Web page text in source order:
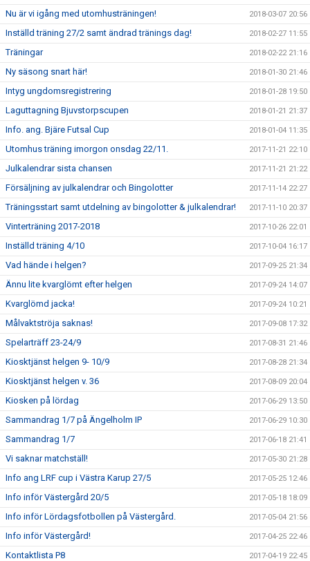
Nu är vi igång med utomhusträningen! 2018-03-07 20:56
Inställd träning 27/2 samt ändrad tränings dag! 2018-02-27 11:55
Träningar 2018-02-22 21:16
Ny säsong snart här! 2018-01-30 21:46
Intyg ungdomsregistrering 2018-01-28 19:50
Laguttagning Bjuvstorpscupen 2018-01-21 21:37
Info. ang. Bjäre Futsal Cup 2018-01-04 11:35
Utomhus träning imorgon onsdag 22/11. 2017-11-21 22:10
Julkalendrar sista chansen 2017-11-21 21:22
Försäljning av julkalendrar och Bingolotter 2017-11-14 22:27
Träningsstart samt utdelning av bingolotter & julkalendrar! 2017-11-10 20:37
Vinterträning 2017-2018 2017-10-26 22:01
Inställd träning 4/10 2017-10-04 16:17
Vad hände i helgen? 2017-09-25 21:34
Ännu lite kvarglömt efter helgen 2017-09-24 14:07
Kvarglömd jacka! 2017-09-24 10:21
Målvaktströja saknas! 2017-09-08 17:32
Spelarträff 23-24/9 2017-08-31 21:46
Kiosktjänst helgen 9- 10/9 2017-08-28 21:34
Kiosktjänst helgen v. 36 2017-08-09 20:04
Kiosken på lördag 2017-06-29 13:50
Sammandrag 1/7 på Ängelholm IP 2017-06-29 10:30
Sammandrag 1/7 2017-06-18 21:41
Vi saknar matchställ! 2017-05-30 21:28
Info ang LRF cup i Västra Karup 27/5 2017-05-25 12:46
Info inför Västergård 20/5 2017-05-18 18:09
Info inför Lördagsfotbollen på Västergård. 2017-05-04 21:56
Info inför Västergård! 2017-04-25 22:46
Kontaktlista P8 2017-04-19 22:45